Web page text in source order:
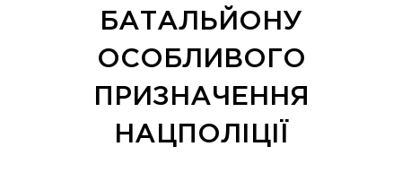
БАТАЛЬЙОНУ
ОСОБЛИВОГО
ПРИЗНАЧЕННЯ
НАЦПОЛІЦІЇ